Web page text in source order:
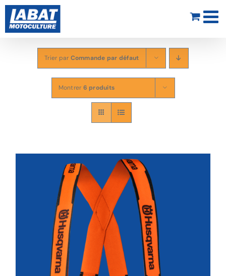
Passer
contenu
Trier par Commande par défaut
Montrer 6 produits